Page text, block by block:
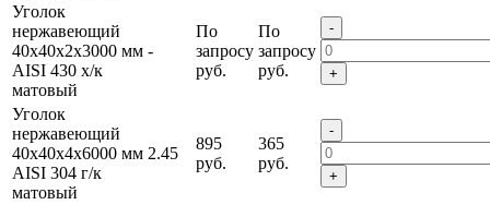
Уголок
нержавеющий
40х40х2х3000 мм
AISI 430 х/к
матовый
-
По
запросу
руб.
По
запросу
руб.
-
+
Уголок
нержавеющий
40х40х4х6000 мм
AISI 304 г/к
матовый
2.45
895
руб.
365
руб.
-
+